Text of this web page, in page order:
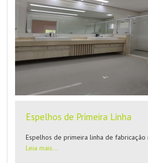
Espelhos de Primeira Linha
Espelhos de primeira linha de fabricação
Leia mais...